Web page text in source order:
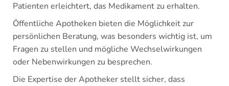
Patienten erleichtert, das Medikament zu erhalten.
Öffentliche Apotheken bieten die Möglichkeit zur
persönlichen Beratung, was besonders wichtig ist, um
Fragen zu stellen und mögliche Wechselwirkungen
oder Nebenwirkungen zu besprechen.
Die Expertise der Apotheker stellt sicher, dass